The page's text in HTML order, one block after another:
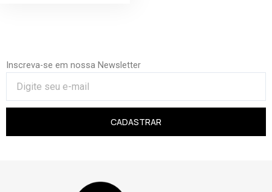
Inscreva-se em nossa Newsletter
CADASTRAR